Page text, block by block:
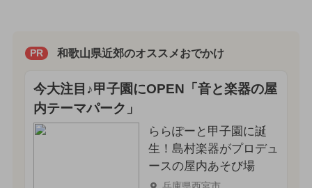
PR 和歌山県近郊のオススメおでかけ
今大注目♪甲子園にOPEN「音と楽器の屋
内テーマパーク」
ららぽーと甲子園に誕
生！島村楽器がプロデュ
ースの屋内あそび場
兵庫県西宮市